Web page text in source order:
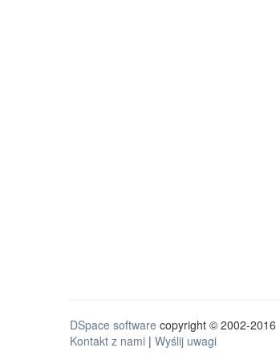
DSpace software copyright © 2002-2016
Kontakt z nami | Wyślij uwagi